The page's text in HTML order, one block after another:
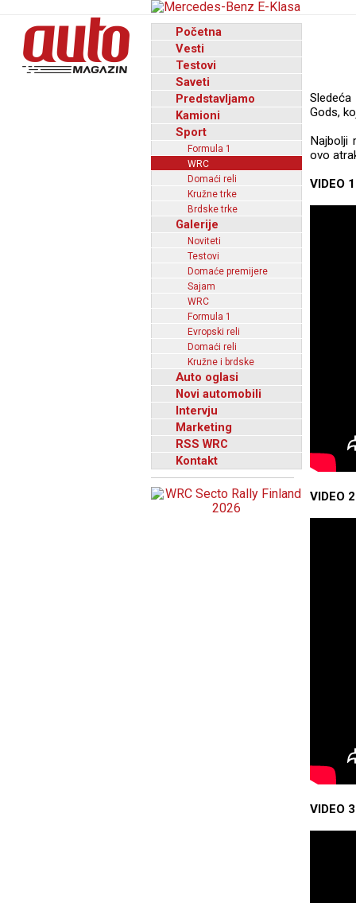
Početna
Vesti
Testovi
Saveti
Predstavljamo
Kamioni
Sport
Formula 1
WRC
Domaći reli
Kružne trke
Brdske trke
Galerije
Noviteti
Testovi
Domaće premijere
Sajam
WRC
Formula 1
Evropski reli
Domaći reli
Kružne i brdske
Auto oglasi
Novi automobili
Intervju
Marketing
RSS WRC
Kontakt
Gods,
Najbolji
ovo
VIDEO
VIDEO
VIDEO